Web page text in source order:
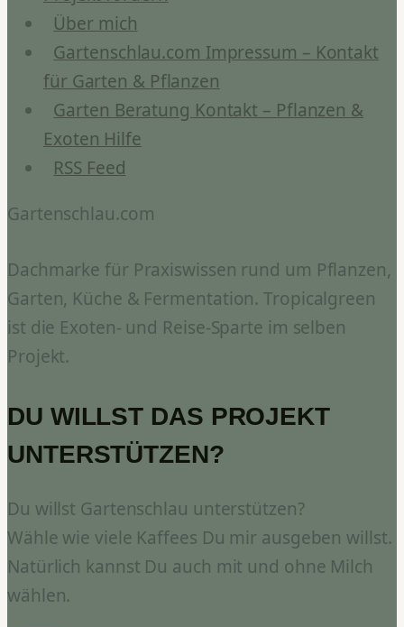
Über mich
Gartenschlau.com Impressum – Kontakt
für Garten & Pflanzen
Garten Beratung Kontakt – Pflanzen &
Exoten Hilfe
RSS Feed
Gartenschlau.com
Dachmarke für Praxiswissen rund um Pflanzen,
Garten, Küche & Fermentation. Tropicalgreen
ist die Exoten- und Reise-Sparte im selben
Projekt.
DU WILLST DAS PROJEKT
UNTERSTÜTZEN?
Du willst Gartenschlau unterstützen?
Wähle wie viele Kaffees Du mir ausgeben willst.
Natürlich kannst Du auch mit und ohne Milch
wählen.